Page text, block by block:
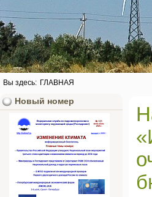
Вы здесь: ГЛАВНАЯ
Новый номер